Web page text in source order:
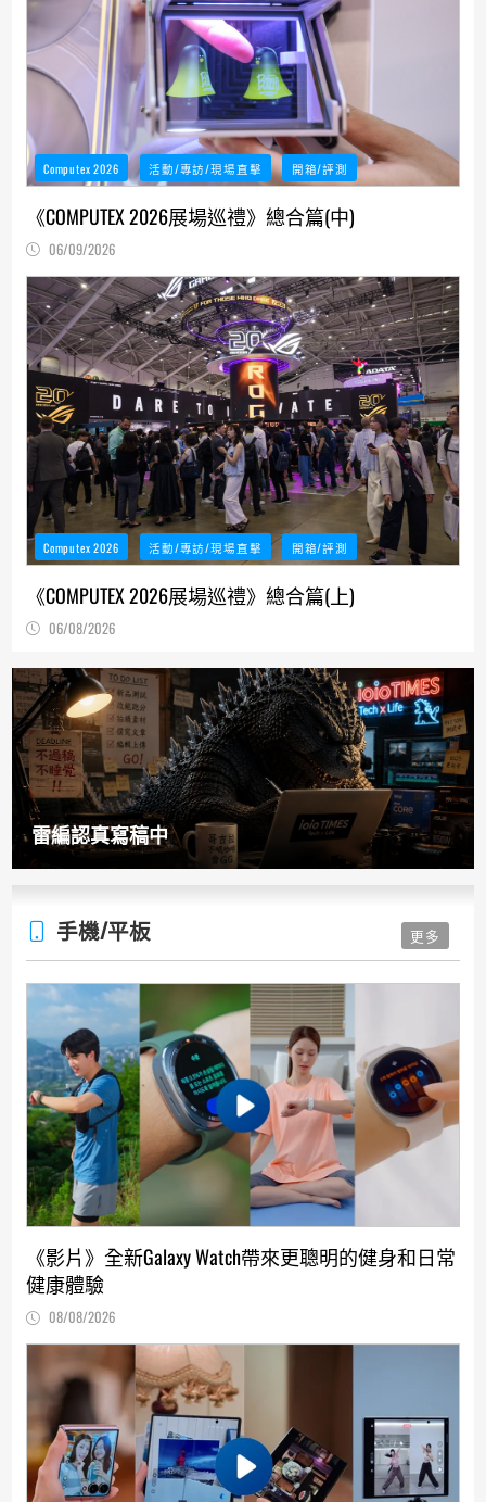
Computex 2026 活動/專訪/現場直擊 開箱/評測
《COMPUTEX 2026展場巡禮》總合篇(中)
06/09/2026
Computex 2026 活動/專訪/現場直擊 開箱/評測
《COMPUTEX 2026展場巡禮》總合篇(上)
06/08/2026
雷編認真寫稿中
手機/平板
《影片》全新Galaxy Watch帶來更聰明的健身和日常
健康體驗
08/08/2026
更多